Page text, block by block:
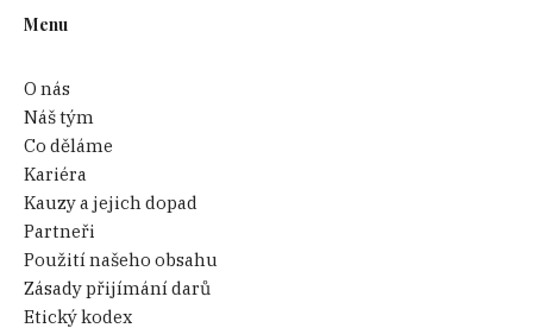
Menu
O nás
Náš tým
Co děláme
Kariéra
Kauzy a jejich dopad
Partneři
Použití našeho obsahu
Zásady přijímání darů
Etický kodex